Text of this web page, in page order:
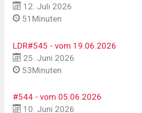
12. Juli 2026
51Minuten
LDR#545 - vom 19.06.2026
25. Juni 2026
53Minuten
#544 - vom 05.06.2026
10. Juni 2026